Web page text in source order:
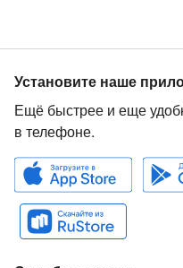
Установите наше
Ещё быстрее и еще
в телефоне.